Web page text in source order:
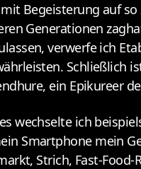
About
Begeisterung auf
Generationen
verwerfe ich
Schließlich
ein Epikureer
wechselte ich
Smartphone mein
Strich, Fast-